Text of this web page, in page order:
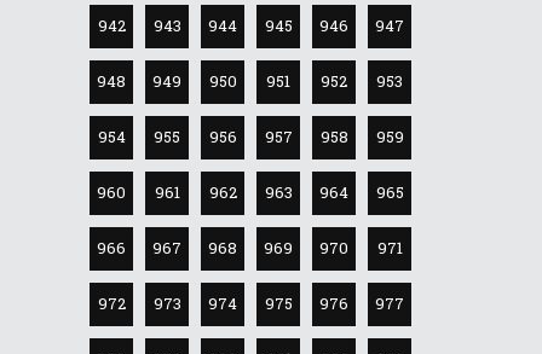
942 943 944 945 946 947
948 949 950 951 952 953
954 955 956 957 958 959
960 961 962 963 964 965
966 967 968 969 970 971
972 973 974 975 976 977